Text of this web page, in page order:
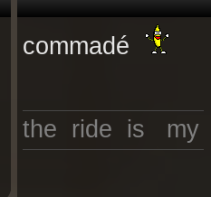
commadé
the ride is my